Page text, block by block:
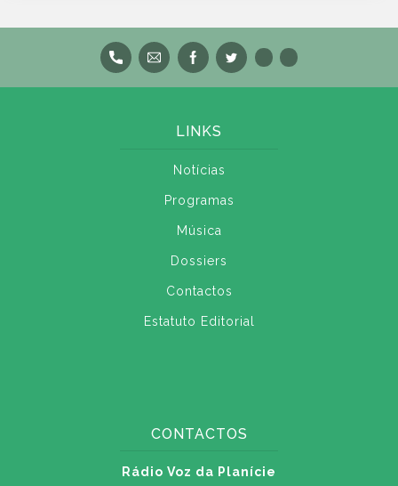
LINKS
Notícias
Programas
Música
Dossiers
Contactos
Estatuto Editorial
CONTACTOS
Rádio Voz da Planície